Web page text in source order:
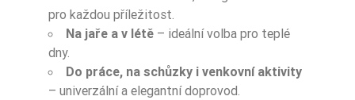
pro každou příležitost.
Na jaře a v létě – ideální volba pro teplé
dny.
Do práce, na schůzky i venkovní aktivity
– univerzální a elegantní doprovod.